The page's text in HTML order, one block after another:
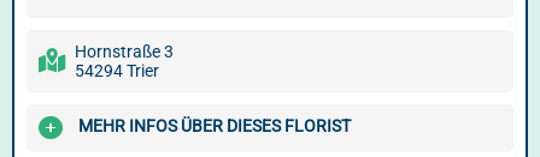
Hornstraße 3
54294 Trier
MEHR INFOS ÜBER DIESES FLORIST